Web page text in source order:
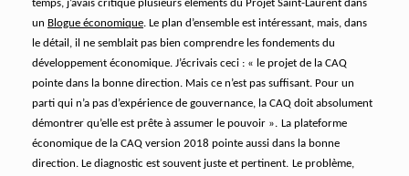
temps, j’avais critiqué plusieurs éléments du Projet Saint-Laurent dans
un Blogue économique. Le plan d’ensemble est intéressant, mais, dans
le détail, il ne semblait pas bien comprendre les fondements du
développement économique. J’écrivais ceci : « le projet de la CAQ
pointe dans la bonne direction. Mais ce n’est pas suffisant. Pour un
parti qui n’a pas d’expérience de gouvernance, la CAQ doit absolument
démontrer qu’elle est prête à assumer le pouvoir ». La plateforme
économique de la CAQ version 2018 pointe aussi dans la bonne
direction. Le diagnostic est souvent juste et pertinent. Le problème,